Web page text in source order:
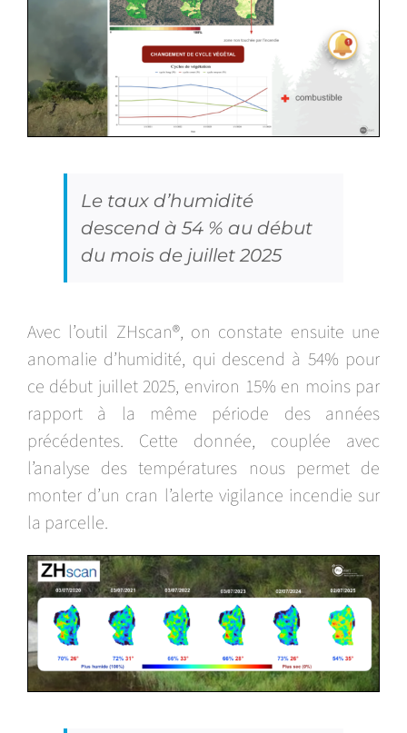
Le taux d’humidité
descend à 54 % au début
du mois de juillet 2025
Avec l’outil ZHscan®, on constate ensuite une
anomalie d’humidité, qui descend à 54% pour
ce début juillet 2025, environ 15% en moins par
rapport à la même période des années
précédentes. Cette donnée, couplée avec
l’analyse des températures nous permet de
monter d’un cran l’alerte vigilance incendie sur
la parcelle.